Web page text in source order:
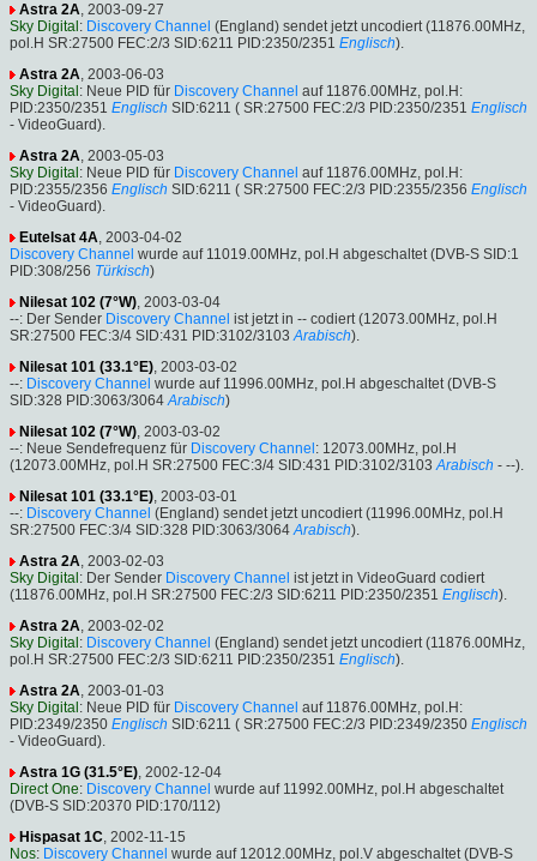
Astra 2A, 2003-09-27
Sky Digital : Discovery Channel (England) sendet jetzt uncodiert (11876.00MHz,
pol.H SR:27500 FEC:2/3 SID:6211 PID:2350/2351 Englisch).
Astra 2A, 2003-06-03
Sky Digital : Neue PID für Discovery Channel auf 11876.00MHz, pol.H:
PID:2350/2351 Englisch SID:6211 ( SR:27500 FEC:2/3 PID:2350/2351 Englisch
- VideoGuard).
Astra 2A, 2003-05-03
Sky Digital : Neue PID für Discovery Channel auf 11876.00MHz, pol.H:
PID:2355/2356 Englisch SID:6211 ( SR:27500 FEC:2/3 PID:2355/2356 Englisch
- VideoGuard).
Eutelsat 4A, 2003-04-02
Discovery Channel wurde auf 11019.00MHz, pol.H abgeschaltet (DVB-S SID:1
PID:308/256 Türkisch)
Nilesat 102 (7°W), 2003-03-04
--: Der Sender Discovery Channel ist jetzt in -- codiert (12073.00MHz, pol.H
SR:27500 FEC:3/4 SID:431 PID:3102/3103 Arabisch).
Nilesat 101 (33.1°E), 2003-03-02
--: Discovery Channel wurde auf 11996.00MHz, pol.H abgeschaltet (DVB-S
SID:328 PID:3063/3064 Arabisch)
Nilesat 102 (7°W), 2003-03-02
--: Neue Sendefrequenz für Discovery Channel : 12073.00MHz, pol.H
(12073.00MHz, pol.H SR:27500 FEC:3/4 SID:431 PID:3102/3103 Arabisch - --).
Nilesat 101 (33.1°E), 2003-03-01
--: Discovery Channel (England) sendet jetzt uncodiert (11996.00MHz, pol.H
SR:27500 FEC:3/4 SID:328 PID:3063/3064 Arabisch).
Astra 2A, 2003-02-03
Sky Digital : Der Sender Discovery Channel ist jetzt in VideoGuard codiert
(11876.00MHz, pol.H SR:27500 FEC:2/3 SID:6211 PID:2350/2351 Englisch).
Astra 2A, 2003-02-02
Sky Digital : Discovery Channel (England) sendet jetzt uncodiert (11876.00MHz,
pol.H SR:27500 FEC:2/3 SID:6211 PID:2350/2351 Englisch).
Astra 2A, 2003-01-03
Sky Digital : Neue PID für Discovery Channel auf 11876.00MHz, pol.H:
PID:2349/2350 Englisch SID:6211 ( SR:27500 FEC:2/3 PID:2349/2350 Englisch
- VideoGuard).
Astra 1G (31.5°E), 2002-12-04
Direct One: Discovery Channel wurde auf 11992.00MHz, pol.H abgeschaltet
(DVB-S SID:20370 PID:170/112)
Hispasat 1C, 2002-11-15
Nos: Discovery Channel wurde auf 12012.00MHz, pol.V abgeschaltet (DVB-S